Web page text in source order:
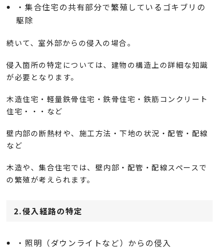
・集合住宅の共有部分で繁殖しているゴキブリの
駆除
続いて、室外部からの侵入の場合。
侵入箇所の特定については、建物の構造上の詳細な知識
が必要となります。
木造住宅・軽量鉄骨住宅・鉄骨住宅・鉄筋コンクリート
住宅・・・など
壁内部の断熱材や、施工方法・下地の状況・配管・配線
など
木造や、集合住宅では、壁内部・配管・配線スペースで
の繁殖が考えられます。
2.侵入経路の特定
・照明（ダウンライトなど）からの侵入